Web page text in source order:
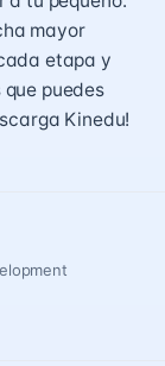
mayor
etapa y
puedes
Kinedu!